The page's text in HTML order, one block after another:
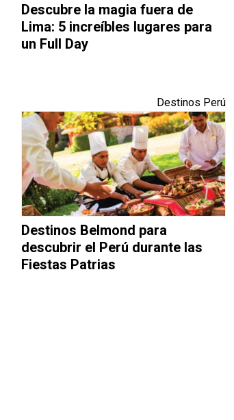
Descubre la magia fuera de
Lima: 5 increíbles lugares para
un Full Day
Destinos Perú
Destinos Belmond para
descubrir el Perú durante las
Fiestas Patrias